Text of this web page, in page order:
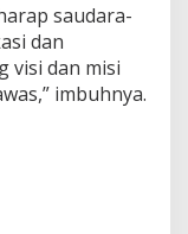
saudara-
dan
visi dan misi
imbuhnya.